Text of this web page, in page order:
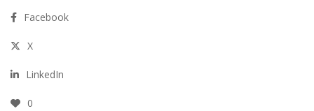
beetje zoeken wat goed
De…
Facebook
X
LinkedIn
0